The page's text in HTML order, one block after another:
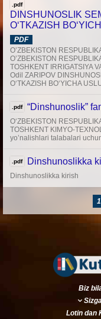
.pdf
DINSHUNOSLIK
O‘TKAZISH
PDF
O’ZBEKISTON
O’ZBEKISTON
TOSHKENT IRRIGATSIYA
Odil ZARIPOV
O‘TKAZISH BO‘YICHA
.pdf “Dinshunoslik”
O‘ZBEKISTON
TOSHKENT KIMYO-
yo’nalishlari talabalari
.pdf Dinshunoslikka
Dinshunoslikka kirish
Biz
Lotindan